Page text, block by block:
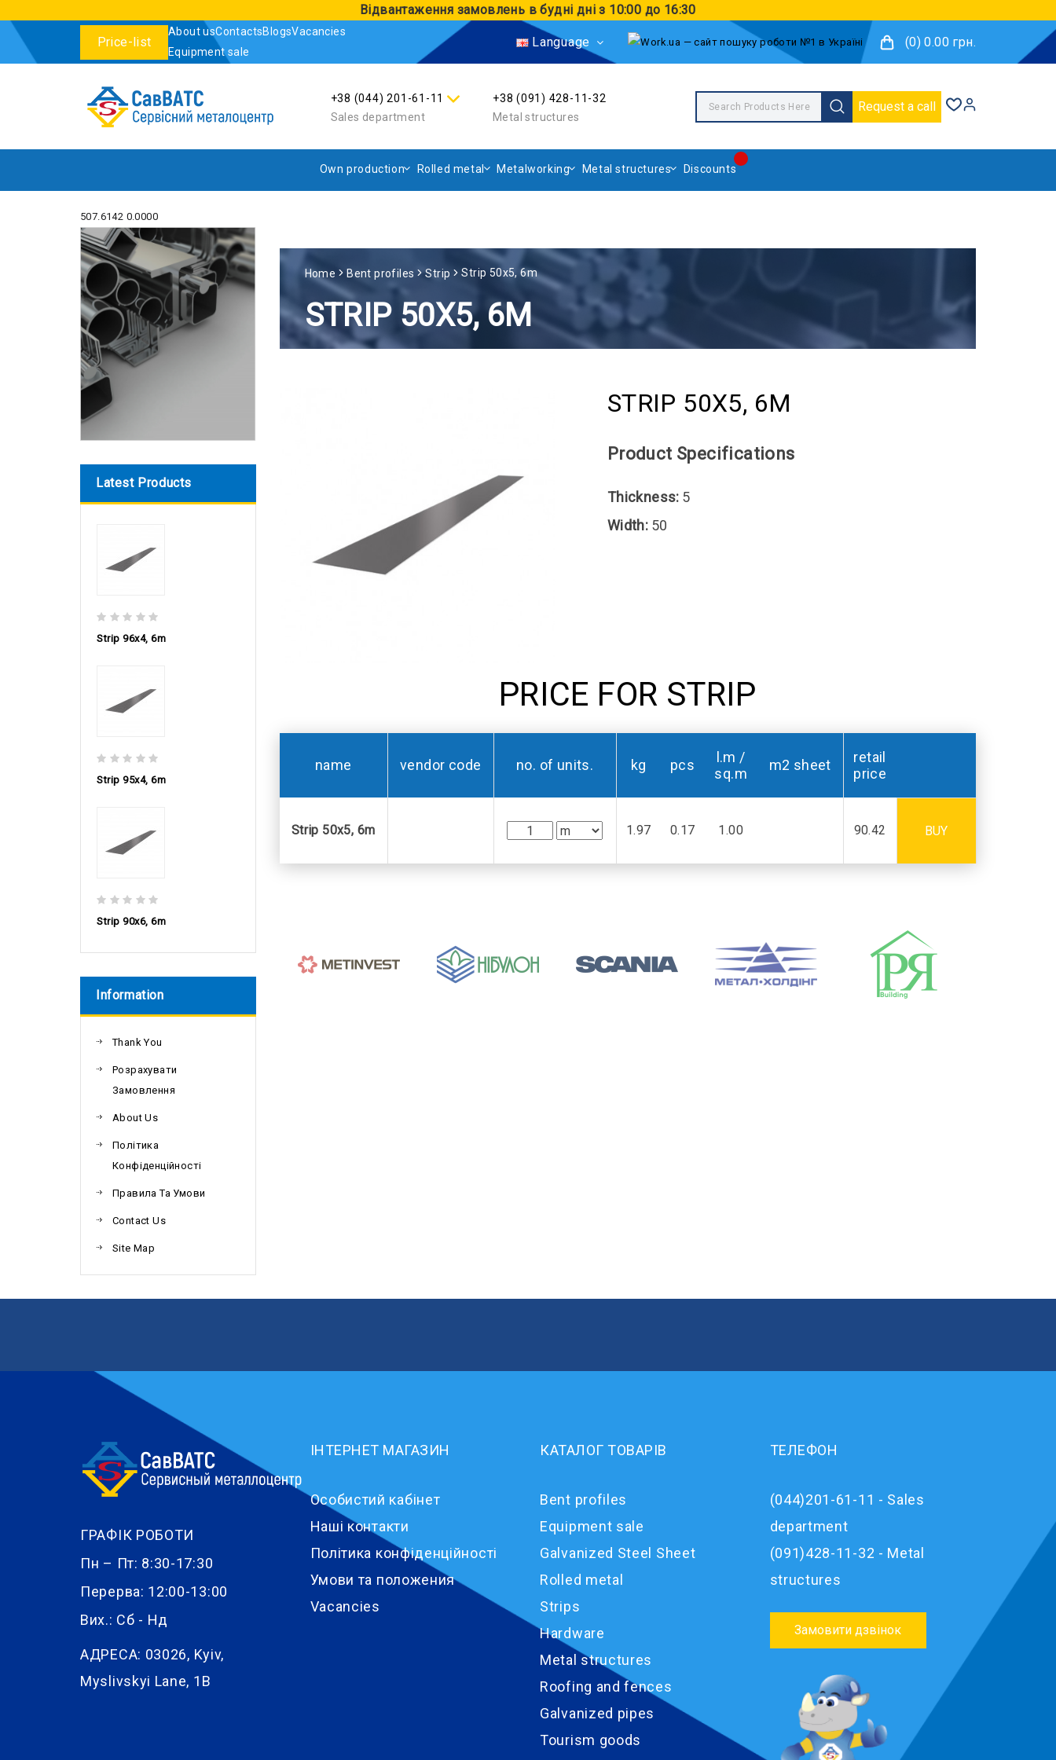
Відвантаження замовлень в будні дні з 10:00 до 16:30
Price-list
About usContactsBlogsVacancies
Equipment sale
Language (0) 0.00 грн.
+38 (044) 201-61-11
Sales department
+38 (091) 428-11-32
Metal structures
Request a call
Own production Rolled metal Metalworking Metal structures Discounts
507.6142 0.0000
Latest Products
Strip 96х4, 6m
Strip 95х4, 6m
Strip 90х6, 6m
Information
Thank You
Розрахувати
Замовлення
About Us
Політика
Конфіденційності
Правила Та Умови
Contact Us
Site Map
Home Bent profiles Strip Strip 50х5, 6m
STRIP 50Х5, 6M
STRIP 50Х5, 6M
Product Specifications
Thickness: 5
Width: 50
PRICE FOR STRIP
name vendor code no. of units. kg pcs
l.m /
sq.m
m2 sheet
retail
price
Strip 50х5, 6m 1.97 0.17 1.00 90.42 BUY
ГРАФІК РОБОТИ
Пн – Пт: 8:30-17:30
Перерва: 12:00-13:00
Вих.: Сб - Нд
АДРЕСА: 03026, Kyiv,
Myslivskyi Lane, 1B
ІНТЕРНЕТ МАГАЗИН
Особистий кабінет
Наші контакти
Політика конфіденційності
Умови та положения
Vacancies
КАТАЛОГ ТОВАРІВ
Bent profiles
Equipment sale
Galvanized Steel Sheet
Rolled metal
Strips
Hardware
Metal structures
Roofing and fences
Galvanized pipes
Tourism goods
ТЕЛЕФОН
(044)201-61-11 - Sales
department
(091)428-11-32 - Metal
structures
Замовити дзвінок